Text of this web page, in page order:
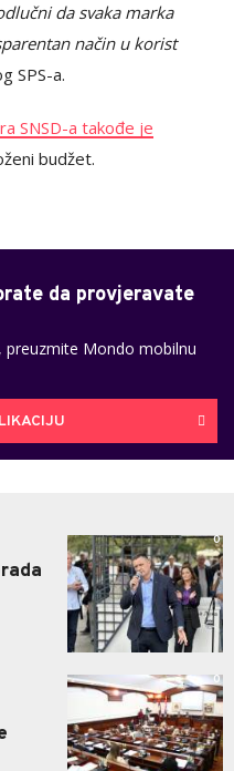
da svaka marka
način u korist
SPS-a.
SNSD-a takođe je
budžet.
da provjeravate
Mondo mobilnu
0
0